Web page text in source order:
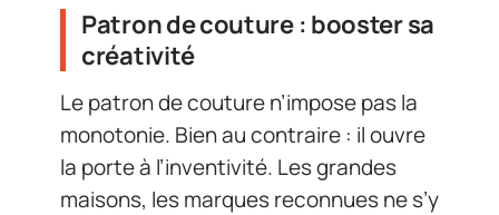
Patron de couture : booster sa
créativité
Le patron de couture n’impose pas la
monotonie. Bien au contraire : il ouvre
la porte à l’inventivité. Les grandes
maisons, les marques reconnues ne s’y